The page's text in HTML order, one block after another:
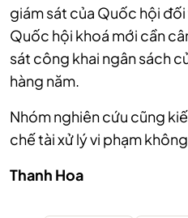
giám sát của Quốc hội đối
Quốc hội khoá mới cần
sát công khai ngân sách
hàng năm.
Nhóm nghiên cứu cũng
chế tài xử lý vi phạm
Thanh Hoa